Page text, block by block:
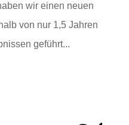
wir einen neuen
von nur 1,5 Jahren
geführt...